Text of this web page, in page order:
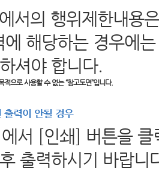
서의 행위제한내용
에 해당하는 경우에
셔야 합니다.
적으로 사용할 수 없는 “참고도면”입니다.
출력이 안될 경우
서 [인쇄] 버튼을
출력하시기 바랍니